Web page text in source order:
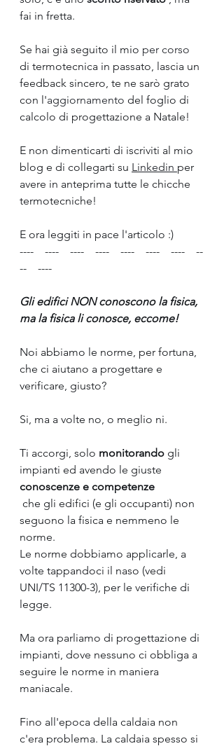
fai in fretta.
Se hai già seguito il mio per corso
di termotecnica in passato, lascia un
feedback sincero, te ne sarò grato
con l'aggiornamento del foglio di
calcolo di progettazione a Natale!
E non dimenticarti di iscriviti al mio
blog e di collegarti su Linkedin per
avere in anteprima tutte le chicche
termotecniche!
E ora leggiti in pace l'articolo :)
----    ----    ----    ----    ----    ----    ----    --
--    ----
Gli edifici NON conoscono la fisica,
ma la fisica li conosce, eccome!
Noi abbiamo le norme, per fortuna,
che ci aiutano a progettare e
verificare, giusto?
Si, ma a volte no, o meglio ni.
Ti accorgi, solo monitorando gli
impianti ed avendo le giuste
conoscenze e competenze
seguono la fisica e nemmeno le
norme.
Le norme dobbiamo applicarle, a
volte tappandoci il naso (vedi
UNI/TS 11300-3), per le verifiche di
legge.
Ma ora parliamo di progettazione di
impianti, dove nessuno ci obbliga a
seguire le norme in maniera
maniacale.
Fino all'epoca della caldaia non
c'era problema. La caldaia spesso si